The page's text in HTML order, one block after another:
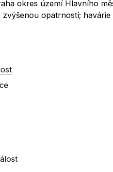
okres území Hlavního
opatrností; havárie